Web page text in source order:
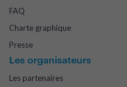
FAQ
Charte graphique
Presse
Les organisateurs
Les partenaires